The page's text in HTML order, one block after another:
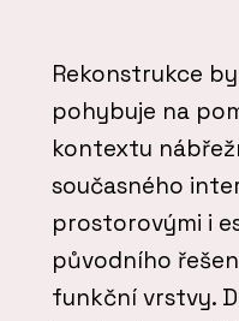
Rekonstrukce
pohybuje na
kontextu
současného
prostorovými i
původního
funkční vrstvy.